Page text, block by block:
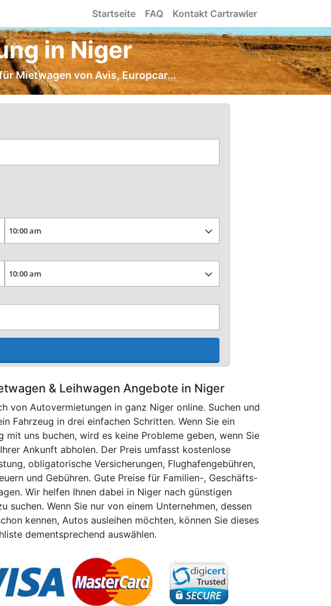
Startseite FAQ Kontakt Cartrawler
in Niger
Mietwagen von Avis, Europcar...
& Leihwagen Angebote in Niger
von Autovermietungen in ganz Niger online. Suchen und
Fahrzeug in drei einfachen Schritten. Wenn Sie ein
mit uns buchen, wird es keine Probleme geben, wenn Sie
Ankunft abholen. Der Preis umfasst kostenlose
obligatorische Versicherungen, Flughafengebühren,
und Gebühren. Gute Preise für Familien-, Geschäfts-
Wir helfen Ihnen dabei in Niger nach günstigen
suchen. Wenn Sie nur von einem Unternehmen, dessen
kennen, Autos ausleihen möchten, können Sie dieses
dementsprechend auswählen.